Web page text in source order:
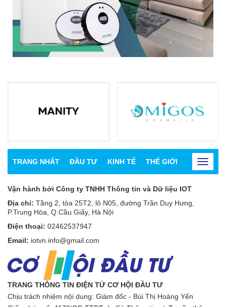
TRANG NHẤT ĐẦU TƯ KINH TẾ THẾ GIỚI CHỨNG
Toggle
Vận hành bởi Công ty TNHH Thông tin và Dữ liệu IOT
Địa chỉ: Tầng 2, tòa 25T2, lô N05, đường Trần Duy Hưng,
P.Trung Hòa, Q.Cầu Giấy, Hà Nội
Điện thoại: 02462537947
Email: iotvn.info@gmail.com
TRANG THÔNG TIN ĐIỆN TỬ CƠ HỘI ĐẦU TƯ
Chịu trách nhiệm nội dung: Giám đốc - Bùi Thị Hoàng Yến